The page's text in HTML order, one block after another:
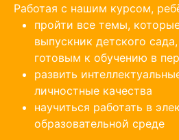
Работая с нашим курсом,
пройти все темы,
выпускник детского
готовым к обучению в
развить
личностные качества
научиться работать в
образовательной среде